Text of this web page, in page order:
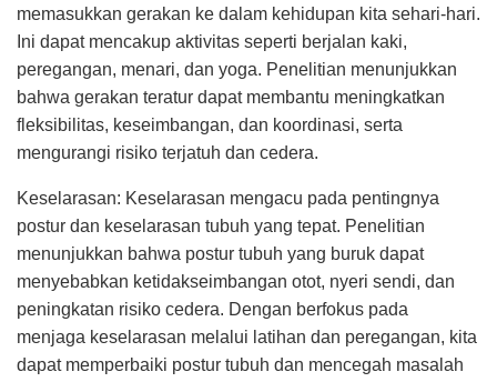
memasukkan gerakan ke dalam kehidupan kita sehari-hari.
Ini dapat mencakup aktivitas seperti berjalan kaki,
peregangan, menari, dan yoga. Penelitian menunjukkan
bahwa gerakan teratur dapat membantu meningkatkan
fleksibilitas, keseimbangan, dan koordinasi, serta
mengurangi risiko terjatuh dan cedera.
Keselarasan: Keselarasan mengacu pada pentingnya
postur dan keselarasan tubuh yang tepat. Penelitian
menunjukkan bahwa postur tubuh yang buruk dapat
menyebabkan ketidakseimbangan otot, nyeri sendi, dan
peningkatan risiko cedera. Dengan berfokus pada
menjaga keselarasan melalui latihan dan peregangan, kita
dapat memperbaiki postur tubuh dan mencegah masalah